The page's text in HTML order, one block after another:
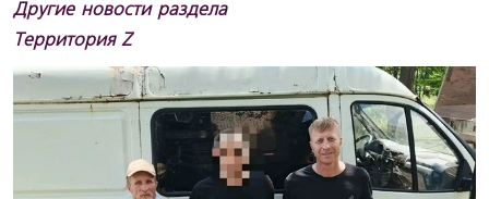
Другие новости раздела
Территория Z